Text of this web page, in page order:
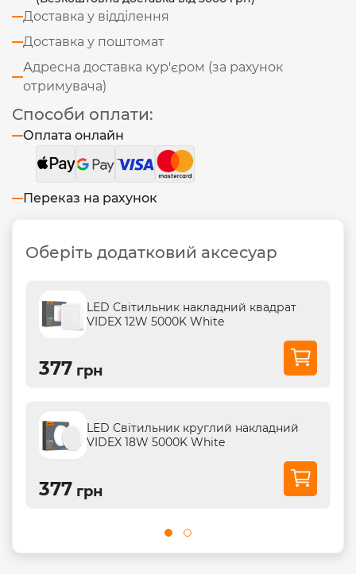
Доставка у відділення
Доставка у поштомат
Адресна доставка кур'єром (за рахунок
отримувача)
Способи оплати:
Оплата онлайн
Переказ на рахунок
Оберіть додатковий аксесуар
LED Світильник накладний квадрат
VIDEX 12W 5000K White
377 грн
LED Світильник круглий накладний
VIDEX 18W 5000K White
377 грн